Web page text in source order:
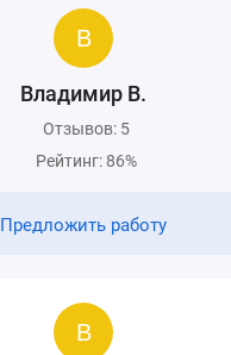
Владимир В.
Отзывов: 5
Рейтинг: 86%
Предложить работу